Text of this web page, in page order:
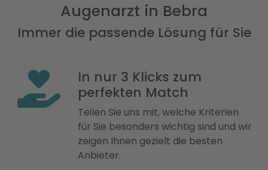
Augenarzt in Bebra
Immer die passende Lösung für Sie
In nur 3 Klicks zum
perfekten Match
Teilen Sie uns mit, welche Kriterien
für Sie besonders wichtig sind und wir
zeigen Ihnen gezielt die besten
Anbieter.